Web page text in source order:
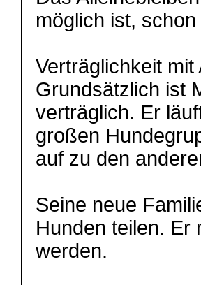
möglich ist, schon
Verträglichkeit
Grundsätzlich ist
verträglich. Er
großen
auf zu den
Seine neue
Hunden teilen. Er
werden.